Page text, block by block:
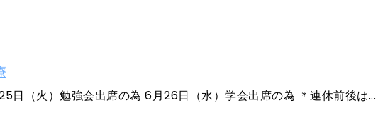
日（火）勉強会出席の為 6月26日（水）学会出席の為 ＊連休前後は...